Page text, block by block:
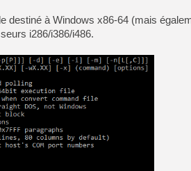
[GK] Devolver Digital en a
[LS] [PS5] ps5-y2jb-
[GK] Pourquoi Marvel
[GK] Test : Restory : Chill
[GK] GTA 6 : Rockstar
[GK] Hot Wheels Infinite
[GK] Mémoire cash -
[GK] Résultats Nintendo :
[GK] Déjà des
[Mo5] Brickboy cherche à
[GK] Minecraft et ses «
destiné à Windows x86-64 (mais
i286/i386/i486.